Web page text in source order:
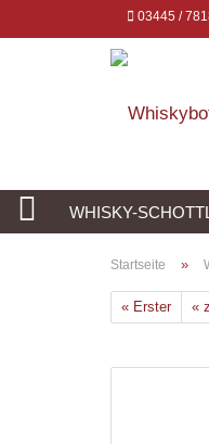
03445 /
WHISKY-
Startseite »
« Erster «